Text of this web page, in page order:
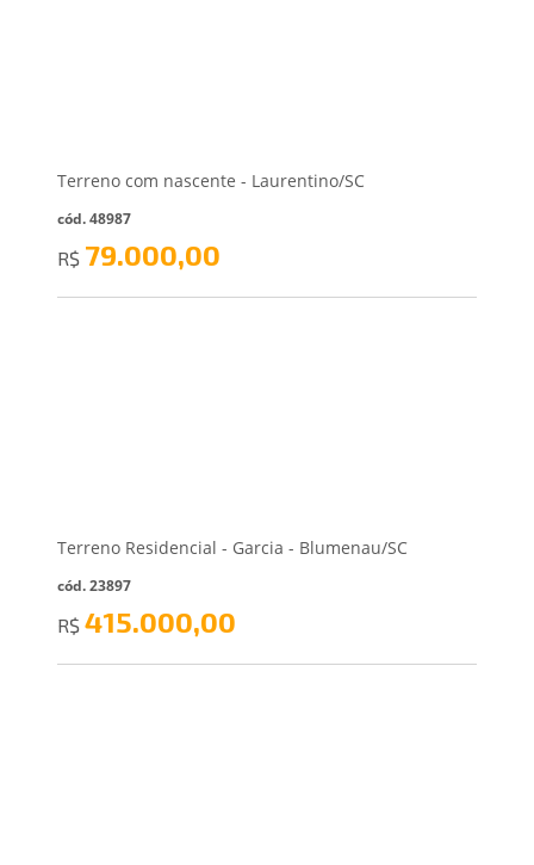
Terreno com nascente - Laurentino/SC
cód. 48987
R$ 79.000,00
Terreno Residencial - Garcia - Blumenau/SC
cód. 23897
R$ 415.000,00